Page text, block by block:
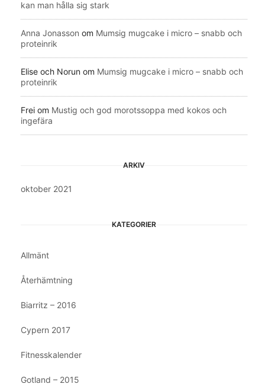
kan man hålla sig stark
Anna Jonasson om Mumsig mugcake i micro – snabb och
proteinrik
Elise och Norun om Mumsig mugcake i micro – snabb och
proteinrik
Frei om Mustig och god morotssoppa med kokos och
ingefära
ARKIV
oktober 2021
KATEGORIER
Allmänt
Återhämtning
Biarritz – 2016
Cypern 2017
Fitnesskalender
Gotland – 2015